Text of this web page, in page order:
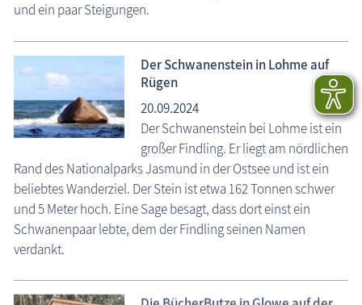
und ein paar Steigungen.
Der Schwanenstein in Lohme auf
Rügen
20.09.2024
Der Schwanenstein bei Lohme ist ein
großer Findling. Er liegt am nördlichen
Rand des Nationalparks Jasmund in der Ostsee und ist ein
beliebtes Wanderziel. Der Stein ist etwa 162 Tonnen schwer
und 5 Meter hoch. Eine Sage besagt, dass dort einst ein
Schwanenpaar lebte, dem der Findling seinen Namen
verdankt.